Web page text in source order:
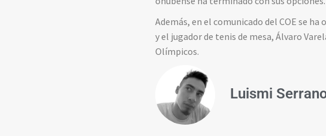
Además, en el comunicado del COE se
y el jugador de tenis de mesa, Álvaro
Olímpicos.
Luismi